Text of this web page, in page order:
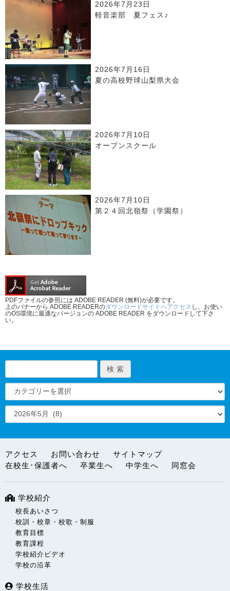
2026年7月23日
軽音楽部 夏フェス♪
2026年7月16日
夏の高校野球山梨県大会
2026年7月10日
オープンスクール
2026年7月10日
第２４回北嶺祭（学園祭）
PDFファイルの参照には ADOBE READER (無料)が必要です。
上のバナーから ADOBE READERのダウンロードサイトへアクセス し、お使い
のOS環境に最適なバージョンの ADOBE READER をダウンロードして下さ
い。
アクセス お問い合わせ
サイトマップ
在校生･保護者へ
卒業生へ 中学生へ 同窓会
学校紹介
校長あいさつ
校訓・校章・校歌・制服
教育目標
教育課程
学校紹介ビデオ
学校の沿革
学校生活